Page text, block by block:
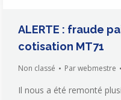
ALERTE : fraude
cotisation MT71
Non classé Parwebmestre
Il nous a été remonté